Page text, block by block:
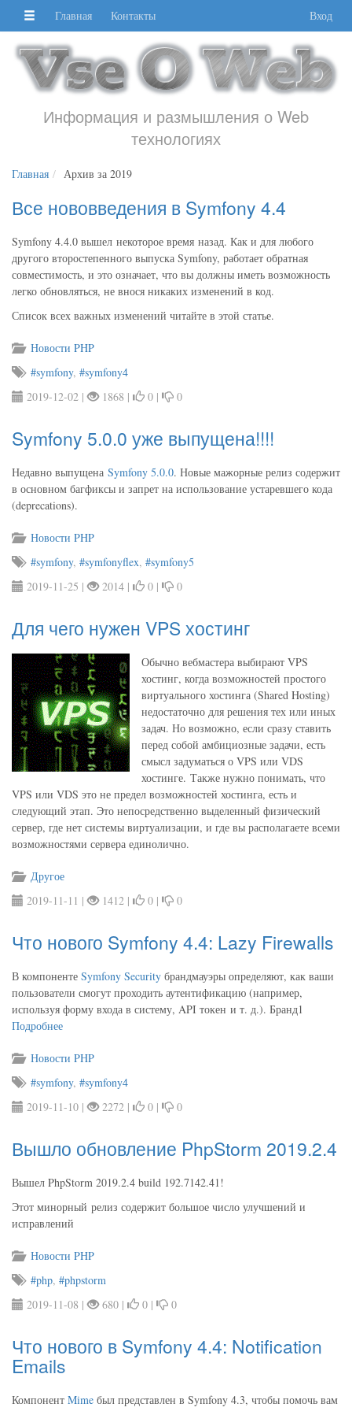
Главная Контакты Вход
Информация и размышления о Web
технологиях
Главная Архив за 2019
Все нововведения в Symfony 4.4
Symfony 4.4.0 вышел некоторое время назад. Как и для любого
другого второстепенного выпуска Symfony, работает обратная
совместимость, и это означает, что вы должны иметь возможность
легко обновляться, не внося никаких изменений в код.
Список всех важных изменений читайте в этой статье.
Новости PHP
#symfony, #symfony4
2019-12-02 |
1868 | 0 | 0
Symfony 5.0.0 уже выпущена!!!!
Недавно выпущена Symfony 5.0.0. Новые мажорные релиз содержит
в основном багфиксы и запрет на использование устаревшего кода
(deprecations).
Новости PHP
#symfony, #symfonyflex, #symfony5
2019-11-25 |
2014 | 0 | 0
Для чего нужен VPS хостинг
Обычно вебмастера выбирают VPS
хостинг, когда возможностей простого
виртуального хостинга (Shared Hosting)
недостаточно для решения тех или иных
задач. Но возможно, если сразу ставить
перед собой амбициозные задачи, есть
смысл задуматься о VPS или VDS
хостинге. Также нужно понимать, что
VPS или VDS это не предел возможностей хостинга, есть и
следующий этап. Это непосредственно выделенный физический
сервер, где нет системы виртуализации, и где вы располагаете всеми
возможностями сервера единолично.
Другое
2019-11-11 |
1412 | 0 | 0
Что нового Symfony 4.4: Lazy Firewalls
В компоненте Symfony Security брандмауэры определяют, как ваши
пользователи смогут проходить аутентификацию (например,
используя форму входа в систему, API токен и т. д.). Бранд1
Подробнее
Новости PHP
#symfony, #symfony4
2019-11-10 |
2272 | 0 | 0
Вышло обновление PhpStorm 2019.2.4
Вышел PhpStorm 2019.2.4 build 192.7142.41!
Этот минорный релиз содержит большое число улучшений и
исправлений
Новости PHP
#php, #phpstorm
2019-11-08 |
680 | 0 | 0
Что нового в Symfony 4.4: Notification
Emails
Компонент Mime был представлен в Symfony 4.3, чтобы помочь вам